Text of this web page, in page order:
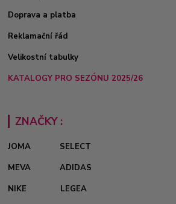
Doprava a platba
Reklamační řád
Velikostní tabulky
KATALOGY PRO SEZÓNU 2025/26
ZNAČKY :
JOMA
SELECT
MEVA
ADIDAS
NIKE
LEGEA